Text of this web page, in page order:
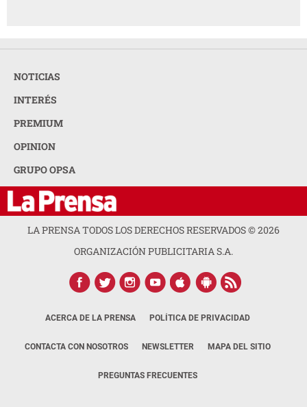
NOTICIAS
INTERÉS
PREMIUM
OPINION
GRUPO OPSA
LA PRENSA TODOS LOS DERECHOS RESERVADOS ©2026
ORGANIZACIÓN PUBLICITARIA S.A.
ACERCA DE LA PRENSA POLÍTICA DE PRIVACIDAD
CONTACTA CON NOSOTROS NEWSLETTER MAPA DEL SITIO
PREGUNTAS FRECUENTES